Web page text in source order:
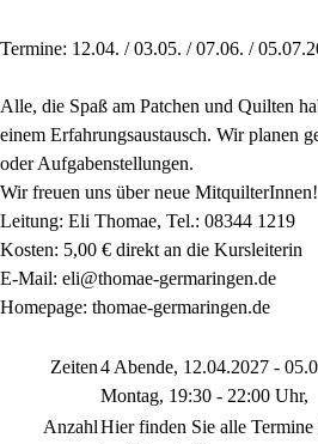
Termine: 12.04. / 03.05. / 07.06. /
Alle, die Spaß am Patchen und Quilten
einem Erfahrungsaustausch. Wir planen
oder Aufgabenstellungen.
Wir freuen uns über neue MitquilterInnen!
Leitung: Eli Thomae, Tel.: 08344 1219
Kosten: 5,00 € direkt an die Kursleiterin
E-Mail: eli@thomae-germaringen.de
Homepage: thomae-germaringen.de
Zeiten4 Abende, 12.04.2027 -
Montag, 19:30 - 22:00 Uhr,
AnzahlHier finden Sie alle